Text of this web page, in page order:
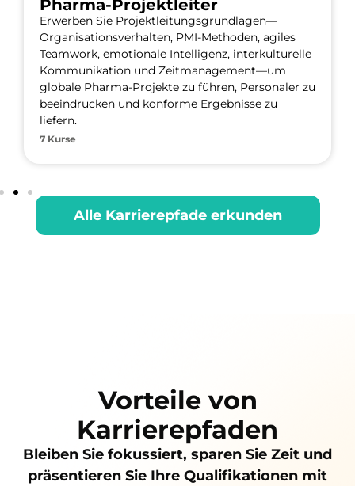
Spezialist für Qualitätssicherung
Become a Spezialist für Qualitätssicherung:
master GMP risk management, change control,
deviations, incidents, CAPA, supplier qualification,
and complaint handling through these courses,
equipping you to safeguard product quality,
ensure regulatory compliance…
Alle Karrierepfade erkunden
Vorteile von
Karrierepfaden
Bleiben Sie fokussiert, sparen Sie Zeit und
präsentieren Sie Ihre Qualifikationen mit